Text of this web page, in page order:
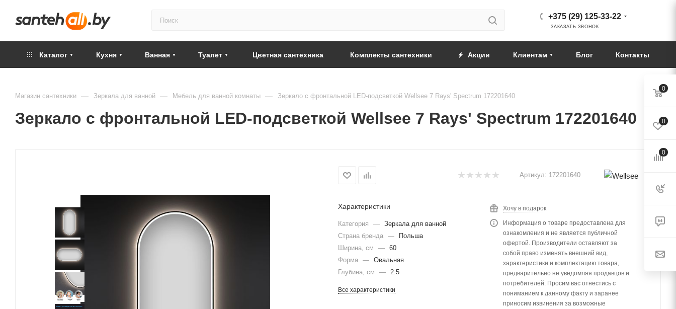
+375 (29) 125-33-22
ЗАКАЗАТЬ ЗВОНОК
Каталог Кухня Ванная Туалет Цветная сантехника Комплекты сантехники Акции Клиентам Блог Контакты
Магазин сантехники — Зеркала для ванной — Мебель для ванной комнаты — Зеркало с фронтальной LED-подсветкой Wellsee 7 Rays' Spectrum 172201640
Зеркало с фронтальной LED-подсветкой Wellsee 7 Rays' Spectrum 172201640
Артикул: 172201640
Характеристики
Категория — Зеркала для ванной
Страна бренда —
Польша
Ширина, см
— 60
Форма — Овальная
Глубина, см
— 2.5
Все характеристики
Хочу в подарок
Информация о товаре предоставлена для
ознакомления и не является публичной
офертой. Производители оставляют за
собой право изменять внешний вид,
характеристики и комплектацию товара,
предварительно не уведомляя продавцов и
потребителей. Просим вас отнестись с
пониманием к данному факту и заранее
приносим извинения за возможные
0
0
0